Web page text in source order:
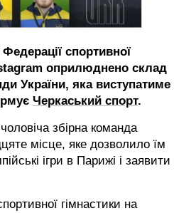
Федерації спортивної
оприлюднено склад
України, яка виступатиме
Черкаський спорт.
збірна команда
місце, яке дозволило їм
ігри в Парижі і заявити
гімнастики на